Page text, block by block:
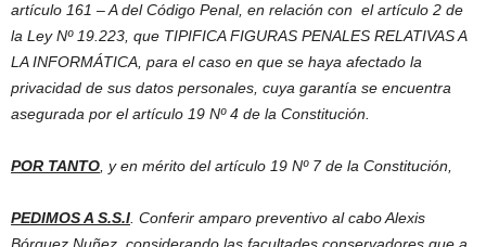
artículo 161 – A del Código Penal, en relación con el artículo 2 de
la Ley Nº 19.223, que TIPIFICA FIGURAS PENALES RELATIVAS A
LA INFORMÁTICA, para el caso en que se haya afectado la
privacidad de sus datos personales, cuya garantía se encuentra
asegurada por el artículo 19 Nº 4 de la Constitución.
POR TANTO , y en mérito del artículo 19 Nº 7 de la Constitución,
PEDIMOS A S.S.I . Conferir amparo preventivo al cabo Alexis